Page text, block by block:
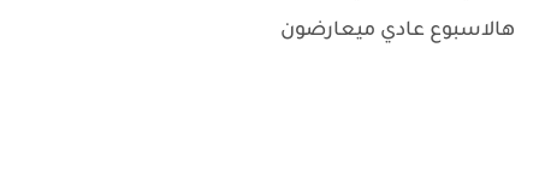
هالاسبوع عادي ميعارضون